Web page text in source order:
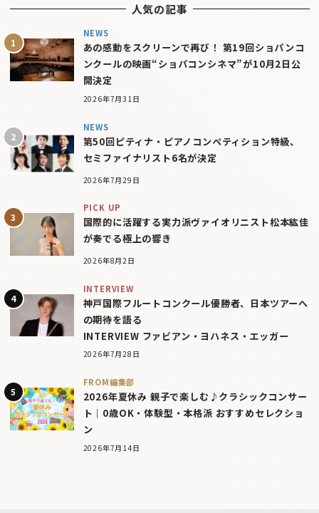
人気の記事
NEWS
あの感動をスクリーンで再び！ 第19回ショパンコ
ンクールの映画“ショパコンシネマ”が10月2日公
開決定
2026年7月31日
NEWS
第50回ピティナ・ピアノコンペティション特級、
セミファイナリスト6名が決定
2026年7月29日
PICK UP
国際的に活躍する実力派ヴァイオリニスト松本紘佳
が奏でる極上の響き
2026年8月2日
INTERVIEW
神戸国際フルートコンクール優勝者、日本ツアーへ
の期待を語る
INTERVIEW ファビアン・ヨハネス・エッガー
2026年7月28日
FROM編集部
2026年夏休み 親子で楽しむ♪クラシックコンサー
ト｜0歳OK・体験型・本格派 おすすめセレクショ
ン
2026年7月14日